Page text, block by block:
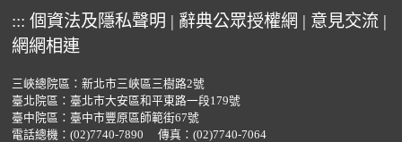
::: 個資法及隱私聲明 | 辭典公眾授權網 | 意見交流 |
網網相連
三峽總院區：新北市三峽區三樹路2號
臺北院區：臺北市大安區和平東路一段179號
臺中院區：臺中市豐原區師範街67號
電話總機： (02)7740-7890 傳真：(02)7740-7064